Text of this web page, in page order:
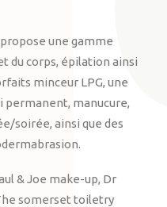
propose une gamme
du corps, épilation ainsi
minceur LPG, une
permanent, manucure,
soirée, ainsi que des
& Joe make-up, Dr
somerset toiletry